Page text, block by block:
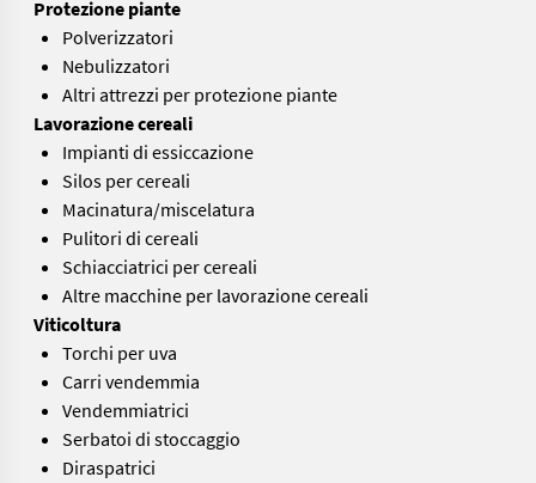
Protezione piante
Polverizzatori
Nebulizzatori
Altri attrezzi per protezione piante
Lavorazione cereali
Impianti di essiccazione
Silos per cereali
Macinatura/miscelatura
Pulitori di cereali
Schiacciatrici per cereali
Altre macchine per lavorazione cereali
Viticoltura
Torchi per uva
Carri vendemmia
Vendemmiatrici
Serbatoi di stoccaggio
Diraspatrici